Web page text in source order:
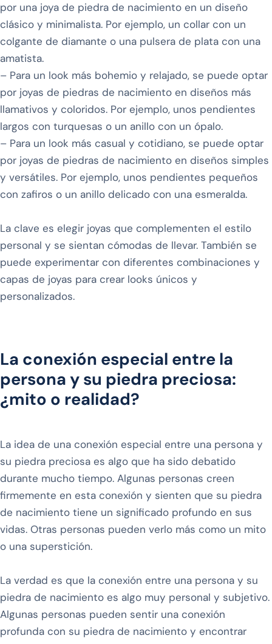
por una joya de piedra de nacimiento en un diseño
clásico y minimalista. Por ejemplo, un collar con un
colgante de diamante o una pulsera de plata con una
amatista.
– Para un look más bohemio y relajado, se puede optar
por joyas de piedras de nacimiento en diseños más
llamativos y coloridos. Por ejemplo, unos pendientes
largos con turquesas o un anillo con un ópalo.
– Para un look más casual y cotidiano, se puede optar
por joyas de piedras de nacimiento en diseños simples
y versátiles. Por ejemplo, unos pendientes pequeños
con zafiros o un anillo delicado con una esmeralda.
La clave es elegir joyas que complementen el estilo
personal y se sientan cómodas de llevar. También se
puede experimentar con diferentes combinaciones y
capas de joyas para crear looks únicos y
personalizados.
La conexión especial entre la
persona y su piedra preciosa:
¿mito o realidad?
La idea de una conexión especial entre una persona y
su piedra preciosa es algo que ha sido debatido
durante mucho tiempo. Algunas personas creen
firmemente en esta conexión y sienten que su piedra
de nacimiento tiene un significado profundo en sus
vidas. Otras personas pueden verlo más como un mito
o una superstición.
La verdad es que la conexión entre una persona y su
piedra de nacimiento es algo muy personal y subjetivo.
Algunas personas pueden sentir una conexión
profunda con su piedra de nacimiento y encontrar